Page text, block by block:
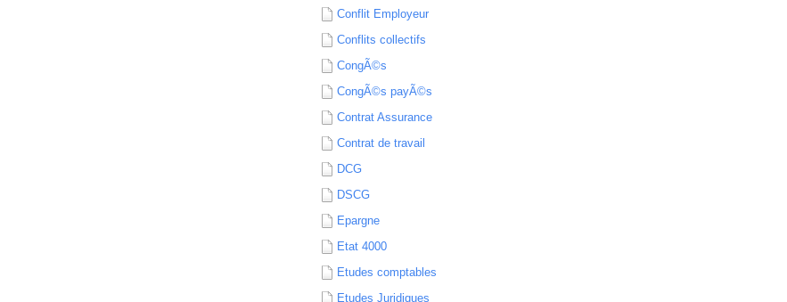
Conflit Employeur
Conflits collectifs
CongÃ©s
CongÃ©s payÃ©s
Contrat Assurance
Contrat de travail
DCG
DSCG
Epargne
Etat 4000
Etudes comptables
Etudes Juridiques